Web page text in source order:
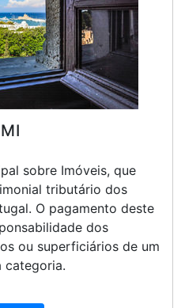
sobre Imóveis, que
tributário dos
O pagamento deste
dos
ou superficiários de um
categoria.